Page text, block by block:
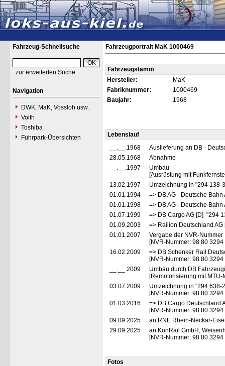
Fahrzeug-Schnellsuche
zur erweiterten Suche
Navigation
DWK, MaK, Vossloh usw.
Voith
Toshiba
Fuhrpark-Übersichten
Fahrzeugportrait MaK 1000469
Fahrzeugstamm
Hersteller:
MaK
Fabriknummer:
1000469
Baujahr:
1968
Lebenslauf
__.__.1968
Auslieferung an DB -
28.05.1968
Abnahme
__.__.1997
Umbau
[Ausrüstung mit
13.02.1997
Umzeichnung in "294 138-
01.01.1994
=> DB AG - Deutsche
01.01.1998
=> DB AG - Deutsche
01.07.1999
=> DB Cargo AG [D] "294
01.09.2003
=> Railion Deutschland
01.01.2007
Vergabe der NVR-Nummer
[NVR-Nummer: 98 80
16.02.2009
=> DB Schenker Rail
[NVR-Nummer: 98 80
__.__.2009
Umbau durch DB
[Remotorisierung mit
03.07.2009
Umzeichnung in "294 638-
[NVR-Nummer: 98 80
01.03.2016
=> DB Cargo Deutschland
[NVR-Nummer: 98 80
09.09.2025
an RNE Rhein-Neckar-
29.09.2025
an KonRail GmbH,
[NVR-Nummer: 98 80
Fotos